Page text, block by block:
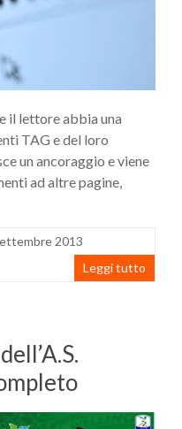
il lettore abbia una
TAG e del loro
un ancoraggio e viene
ad altre pagine,
2013
Leggi tutto